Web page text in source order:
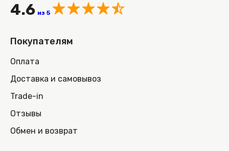
4.6 из 5
Покупателям
Оплата
Доставка и самовывоз
Trade-in
Отзывы
Обмен и возврат